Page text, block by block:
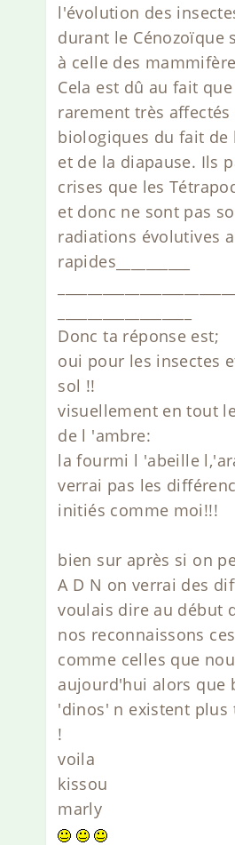
l'évolution des
durant le Cénozoïque
à celle des
Cela est dû au fait
rarement très affectés
biologiques du fait
et de la diapause. Ils
crises que les
et donc ne sont pas
radiations évolutives
rapides__________
Donc ta réponse est;
oui pour les insectes
sol !!
visuellement en tout
de l 'ambre:
la fourmi l 'abeille
verrai pas les
initiés comme moi!!!
bien sur après si on
A D N on verrai des
voulais dire au début
nos reconnaissons
comme celles que
aujourd'hui alors que
'dinos' n existent
!
voila
kissou
marly